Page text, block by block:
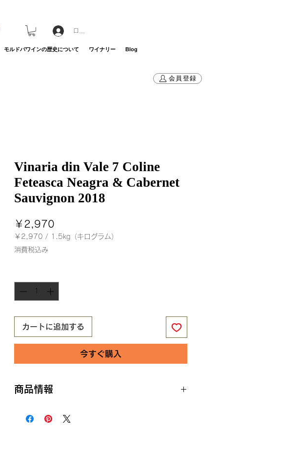
モルドバワインの歴史について ワイナリー Blog
ログイン
会員登録
Vinaria din Vale 7 Coline
Feteasca Neagra & Cabernet
Sauvignon 2018
￥2,970
格
￥2,970 /
1.5kg（キログラム）
1.5kg
ご
￥2,970
消費税込み
カートに追加する
今すぐ購入
商品情報
生産者：ヴィナリア・ディン・ヴァレ